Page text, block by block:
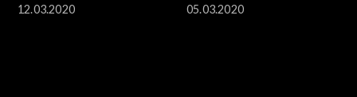
12.03.2020
05.03.2020